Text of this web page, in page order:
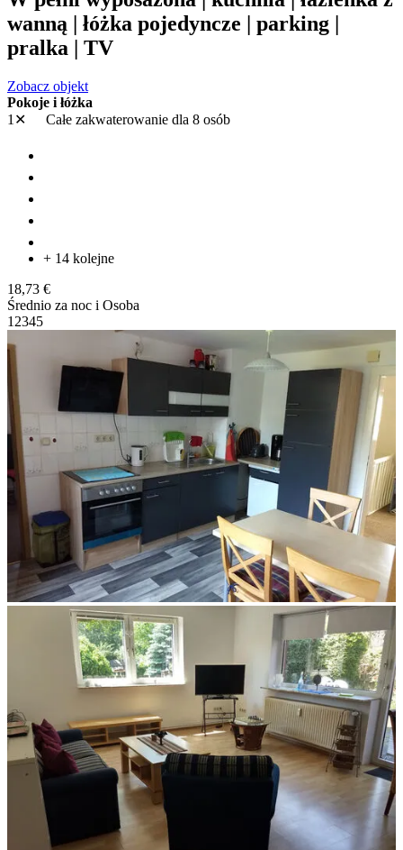
wanną | łóżka pojedyncze | parking |
pralka | TV
Zobacz objekt
Pokoje i łóżka
1✕
Całe zakwaterowanie dla 8 osób
+ 14 kolejne
18,73 €
Średnio za noc i Osoba
1 2345